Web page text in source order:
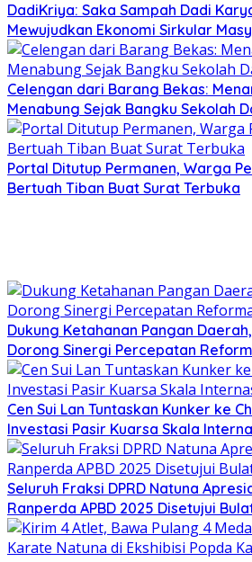
DadiKriya: Saka Sampah Dadi
Mewujudkan Ekonomi Sirkular
Celengan dari Barang Bekas:
Menabung Sejak Bangku Sekolah
Portal Ditutup Permanen, Warga
Bertuah Tiban Buat Surat Terbuka
Dukung Ketahanan Pangan
Dorong Sinergi Percepatan
Cen Sui Lan Tuntaskan Kunker ke
Investasi Pasir Kuarsa Skala
Seluruh Fraksi DPRD Natuna
Ranperda APBD 2025 Disetujui